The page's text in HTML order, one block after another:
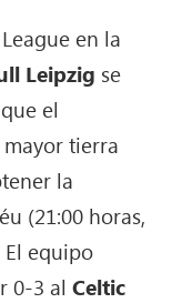
en la
Leipzig se
el
tierra
la
(21:00 horas,
El equipo
0-3 al Celtic